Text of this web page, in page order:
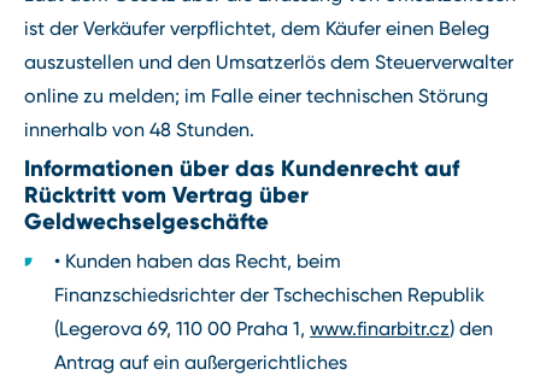
ist der Verkäufer verpflichtet, dem Käufer einen Beleg
auszustellen und den Umsatzerlös dem Steuerverwalter
online zu melden; im Falle einer technischen Störung
innerhalb von 48 Stunden.
Informationen über das Kundenrecht auf
Rücktritt vom Vertrag über
Geldwechselgeschäfte
• Kunden haben das Recht, beim
Finanzschiedsrichter der Tschechischen Republik
(Legerova 69, 110 00 Praha 1, www.finarbitr.cz) den
Antrag auf ein außergerichtliches